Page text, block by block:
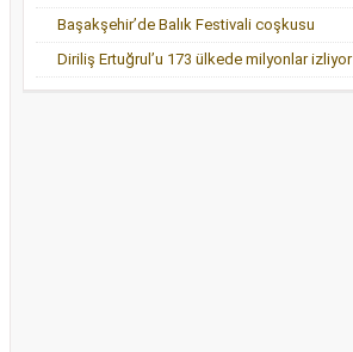
Başakşehir’de Balık Festivali coşkusu
Diriliş Ertuğrul’u 173 ülkede milyonlar izliyor